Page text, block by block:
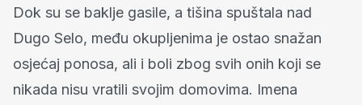
Dok su se baklje gasile, a tišina spuštala nad
Dugo Selo, među okupljenima je ostao snažan
osjećaj ponosa, ali i boli zbog svih onih koji se
nikada nisu vratili svojim domovima. Imena